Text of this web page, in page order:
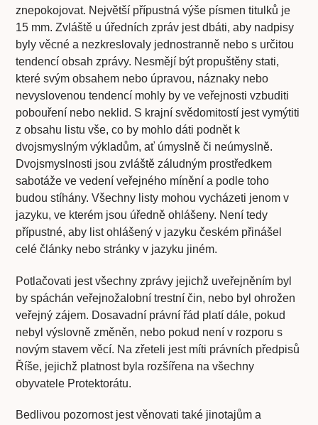
znepokojovat. Největší přípustná výše písmen titulků je
15 mm. Zvláště u úředních zpráv jest dbáti, aby nadpisy
byly věcné a nezkreslovaly jednostranně nebo s určitou
tendencí obsah zprávy. Nesmějí být propuštěny stati,
které svým obsahem nebo úpravou, náznaky nebo
nevyslovenou tendencí mohly by ve veřejnosti vzbuditi
pobouření nebo neklid. S krajní svědomitostí jest vymýtiti
z obsahu listu vše, co by mohlo dáti podnět k
dvojsmyslným výkladům, ať úmyslně či neúmyslně.
Dvojsmyslnosti jsou zvláště záludným prostředkem
sabotáže ve vedení veřejného mínění a podle toho
budou stíhány. Všechny listy mohou vycházeti jenom v
jazyku, ve kterém jsou úředně ohlášeny. Není tedy
přípustné, aby list ohlášený v jazyku českém přinášel
celé články nebo stránky v jazyku jiném.
Potlačovati jest všechny zprávy jejichž uveřejněním byl
by spáchán veřejnožalobní trestní čin, nebo byl ohrožen
veřejný zájem. Dosavadní právní řád platí dále, pokud
nebyl výslovně změněn, nebo pokud není v rozporu s
novým stavem věcí. Na zřeteli jest míti právních předpisů
Říše, jejichž platnost byla rozšířena na všechny
obyvatele Protektorátu.
Bedlivou pozornost jest věnovati také jinotajům a